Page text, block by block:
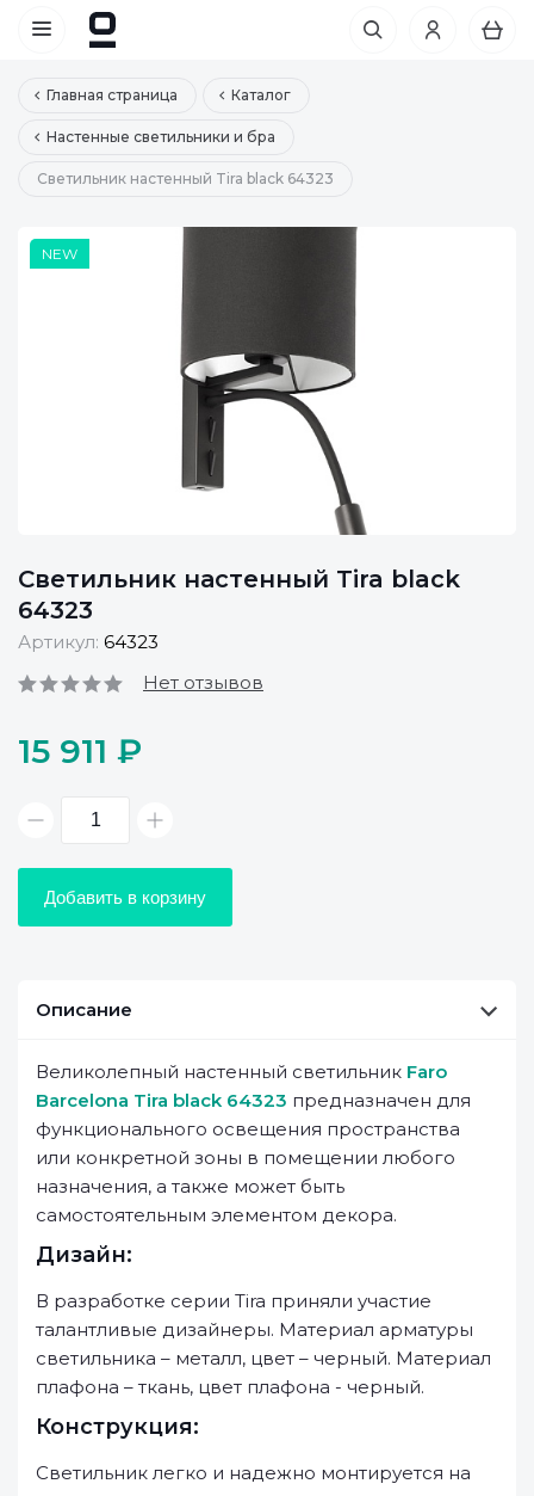
Главная страница Каталог
Настенные светильники и бра
Светильник настенный Tira black 64323
NEW
Светильник настенный Tira black
64323
Артикул: 64323
Нет отзывов
15 911 ₽
Добавить в корзину
Описание
Великолепный настенный светильник Faro
Barcelona Tira black 64323 предназначен для
функционального освещения пространства
или конкретной зоны в помещении любого
назначения, а также может быть
самостоятельным элементом декора.
Дизайн:
В разработке серии Tira приняли участие
талантливые дизайнеры. Материал арматуры
светильника – металл, цвет – черный. Материал
плафона – ткань, цвет плафона - черный.
Конструкция:
Светильник легко и надежно монтируется на